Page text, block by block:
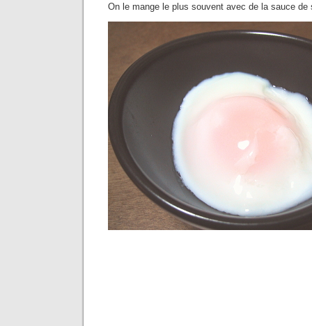
On le mange le plus souvent avec de la sauce de